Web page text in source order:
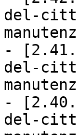
del-
-
del-
-
del-